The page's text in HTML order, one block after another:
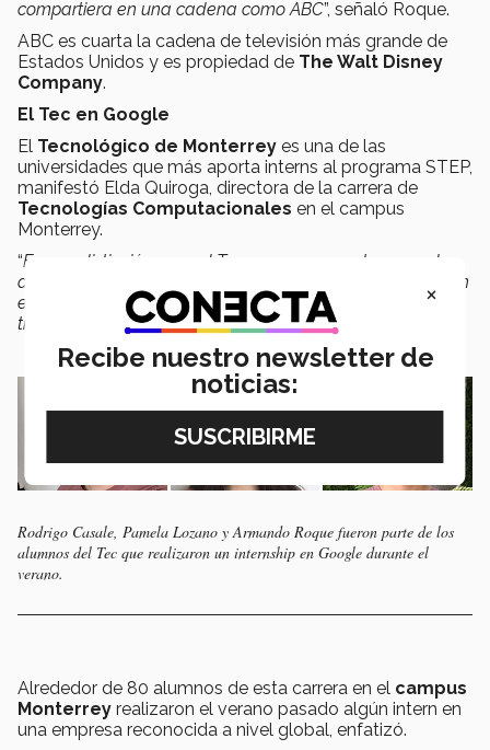
compartiera en una cadena como ABC”, señaló Roque.
ABC es cuarta la cadena de televisión más grande de
Estados Unidos y es propiedad de The Walt Disney
Company.
El Tec en Google
El Tecnológico de Monterrey es una de las
universidades que más aporta interns al programa STEP,
manifestó Elda Quiroga, directora de la carrera de
Tecnologías Computacionales en el campus
Monterrey.
“Es una distinción para el Tec que empresas tan grandes
de hayan tomado la molestia de sacar un proyecto de un
esquema local a meterse en todos los retos de generar
trabajo en México”, expresó.
Rodrigo Casale, Pamela Lozano y Armando Roque fueron parte de los
alumnos del Tec que realizaron un internship en Google durante el
verano.
Alrededor de 80 alumnos de esta carrera en el campus
Monterrey realizaron el verano pasado algún intern en
una empresa reconocida a nivel global, enfatizó.
×
Recibe nuestro newsletter de
noticias: